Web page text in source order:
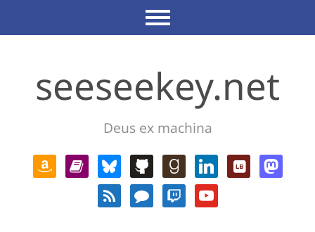
seeseekey.net
Deus ex machina